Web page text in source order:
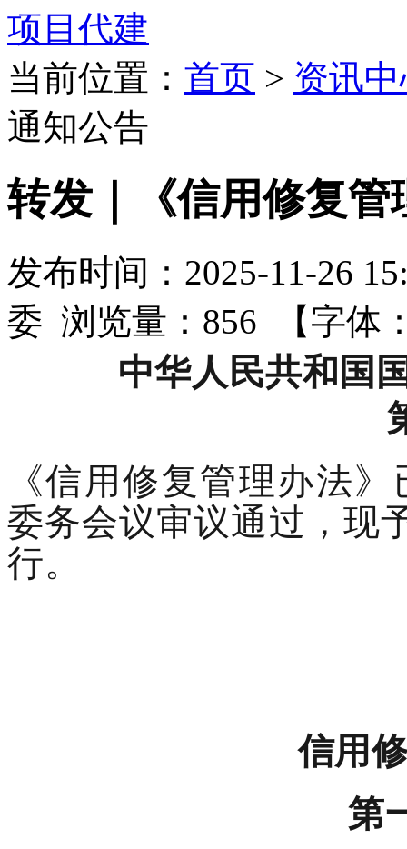
项目代建
当前位置： 首页 > 资讯
通知公告
转发｜《信用修复管
发布时间：2025-11-26
委 浏览量：856 【字体
中华人民共和国
《信用修复管理办法
委务会议审议通过，现
行。
信用
第